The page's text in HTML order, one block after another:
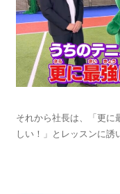
それから社長は、「更に
しい！」とレッスンに誘